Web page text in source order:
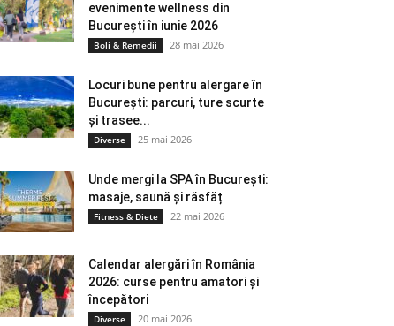
evenimente wellness din
București în iunie 2026
Boli & Remedii 28 mai 2026
Locuri bune pentru alergare în
București: parcuri, ture scurte
și trasee...
Diverse 25 mai 2026
Unde mergi la SPA în București:
masaje, saună și răsfăț
Fitness & Diete 22 mai 2026
Calendar alergări în România
2026: curse pentru amatori și
începători
Diverse 20 mai 2026